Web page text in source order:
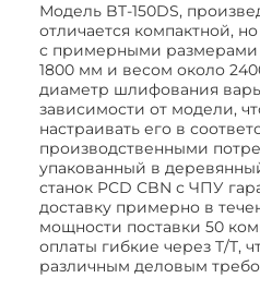
Модель BT-150DS,
отличается компактной,
с примерными размерами
1800 мм и весом около
диаметр шлифования
зависимости от модели,
настраивать его в
производственными
упакованный в
станок PCD CBN с ЧПУ
доставку примерно в
мощности поставки 50
оплаты гибкие через T/T,
различным деловым